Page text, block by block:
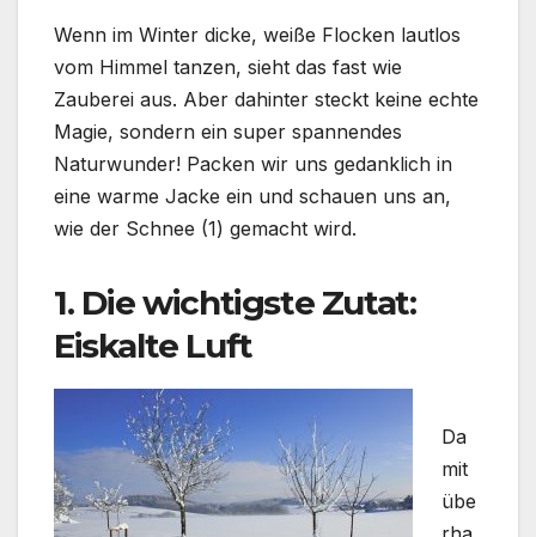
Wenn im Winter dicke, weiße Flocken lautlos
vom Himmel tanzen, sieht das fast wie
Zauberei aus. Aber dahinter steckt keine echte
Magie, sondern ein super spannendes
Naturwunder! Packen wir uns gedanklich in
eine warme Jacke ein und schauen uns an,
wie der Schnee (1) gemacht wird.
1. Die wichtigste Zutat:
Eiskalte Luft
Da
mit
übe